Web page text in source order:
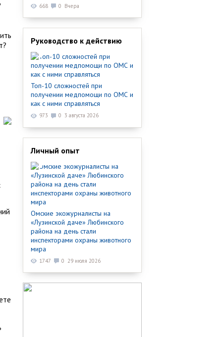
668 0 Вчера
Руководство к действию
Топ-10 сложностей при
получении медпомощи по ОМС и
как с ними справляться
973 0 3 августа 2026
Личный опыт
Омские экожурналисты на
«Лузинской даче» Любинского
района на день стали
инспекторами охраны животного
мира
1747 0 29 июля 2026